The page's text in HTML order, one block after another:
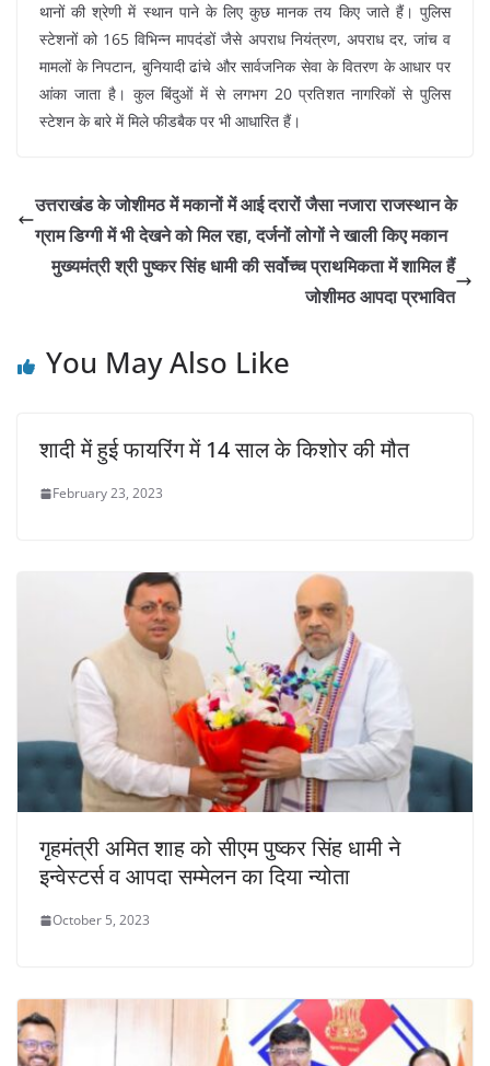
थानों की श्रेणी में स्थान पाने के लिए कुछ मानक तय किए जाते हैं। पुलिस
स्टेशनों को 165 विभिन्न मापदंडों जैसे अपराध नियंत्रण, अपराध दर, जांच व
मामलों के निपटान, बुनियादी ढांचे और सार्वजनिक सेवा के वितरण के आधार पर
आंका जाता है। कुल बिंदुओं में से लगभग 20 प्रतिशत नागरिकों से पुलिस
स्टेशन के बारे में मिले फीडबैक पर भी आधारित हैं।
उत्तराखंड के जोशीमठ में मकानों में आई दरारों जैसा नजारा राजस्थान के
ग्राम डिग्गी में भी देखने को मिल रहा, दर्जनों लोगों ने खाली किए मकान
मुख्यमंत्री श्री पुष्कर सिंह धामी की सर्वोच्च प्राथमिकता में शामिल हैं
जोशीमठ आपदा प्रभावित
You May Also Like
शादी में हुई फायरिंग में 14 साल के किशोर की मौत
February 23, 2023
गृहमंत्री अमित शाह को सीएम पुष्कर सिंह धामी ने
इन्वेस्टर्स व आपदा सम्मेलन का दिया न्योता
October 5, 2023